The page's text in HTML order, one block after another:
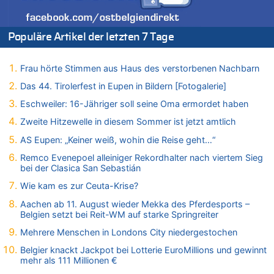
Zweite Hitzewelle in diesem Sommer ist jetzt amtlich
07.08.2026 - 20:11 von Noah Parmentier zu
Zweite Hitzewelle in diesem Sommer ist jetzt amtlich
07.08.2026 - 19:52 von Hugo Egon Bernhard von Sinnen zu
Tempolimit in 30er-Zonen – Untersuchung von Vias
07.08.2026 - 18:31 von Panda46 zu
Mark van Bommel offiziell als neuer Nationalcoach der Roten
Zweite Hitzewelle in diesem Sommer ist jetzt amtlich
07.08.2026 - 17:55 von M der Block zu
AS Eupen: „Keiner weiß, wohin die Reise geht…“
07.08.2026 - 16:38 von Joseph Meyer zu
Wasserstand des Rheins in NRW so niedrig wie noch nie
07.08.2026 - 16:29 von Dax zu
In Belgien missachten zwei von drei Autofahrern das
07.08.2026 - 16:01 von Zuhörer zu
Populäre Artikel der letzten 7 Tage
Frau hörte Stimmen aus Haus des verstorbenen Nachbarn
Das 44. Tirolerfest in Eupen in Bildern [Fotogalerie]
Eschweiler: 16-Jähriger soll seine Oma ermordet haben
Zweite Hitzewelle in diesem Sommer ist jetzt amtlich
AS Eupen: „Keiner weiß, wohin die Reise geht…“
Remco Evenepoel alleiniger Rekordhalter nach viertem Sieg
bei der Clasica San Sebastián
Wie kam es zur Ceuta-Krise?
Aachen ab 11. August wieder Mekka des Pferdesports –
Belgien setzt bei Reit-WM auf starke Springreiter
Mehrere Menschen in Londons City niedergestochen
Belgier knackt Jackpot bei Lotterie EuroMillions und gewinnt
mehr als 111 Millionen €